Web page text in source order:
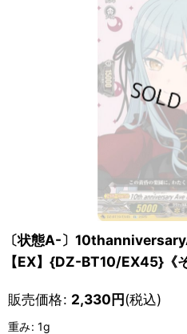
〔状態A-〕
【EX】{DZ-BT10/EX45}《
販売価格: 2,330円(税込)
重み: 1g